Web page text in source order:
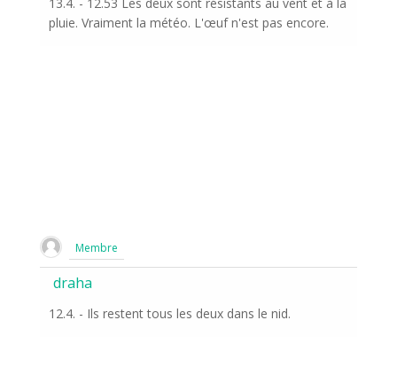
pluie. Vraiment la météo. L'œuf n'est pas encore.
Membre
draha
12.4. - Ils restent tous les deux dans le nid.